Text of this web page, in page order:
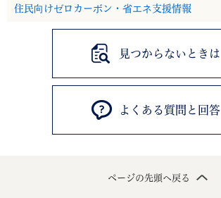
住民向けゼロカーボン・省エネ支援情報
見つからないときは
よくある質問と回答
ページの先頭へ戻る